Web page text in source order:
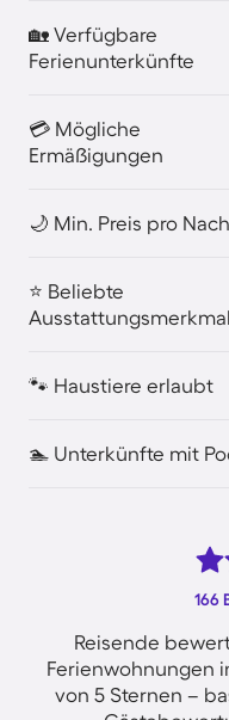
🏡 Verfügbare
Ferienunterkünfte
💳 Mögliche
Ermäßigungen
🌙 Min. Preis pro
⭐ Beliebte
🐾 Haustiere erlaubt
🏊 Unterkünfte mit
166
Reisende
Ferienwohnungen
von 5 Sternen –